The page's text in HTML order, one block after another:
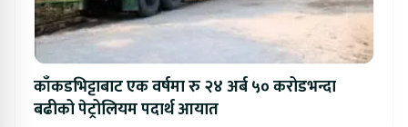
काँकडभिट्टाबाट एक वर्षमा रु २४ अर्ब ५० करोडभन्दा
बढीको पेट्रोलियम पदार्थ आयात